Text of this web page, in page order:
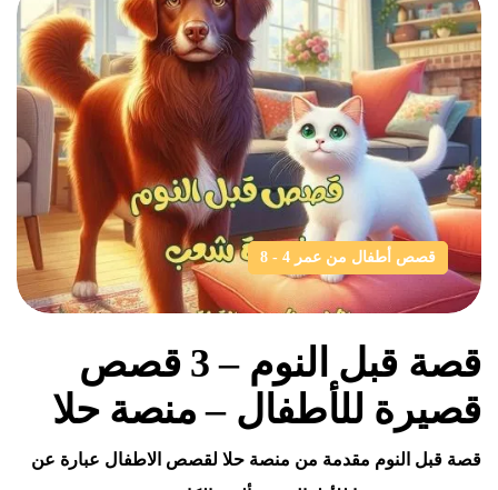
قصص أطفال من عمر 4 - 8
قصة قبل النوم – 3 قصص
قصيرة للأطفال – منصة حلا
قصة قبل النوم مقدمة من منصة حلا لقصص الاطفال عبارة عن